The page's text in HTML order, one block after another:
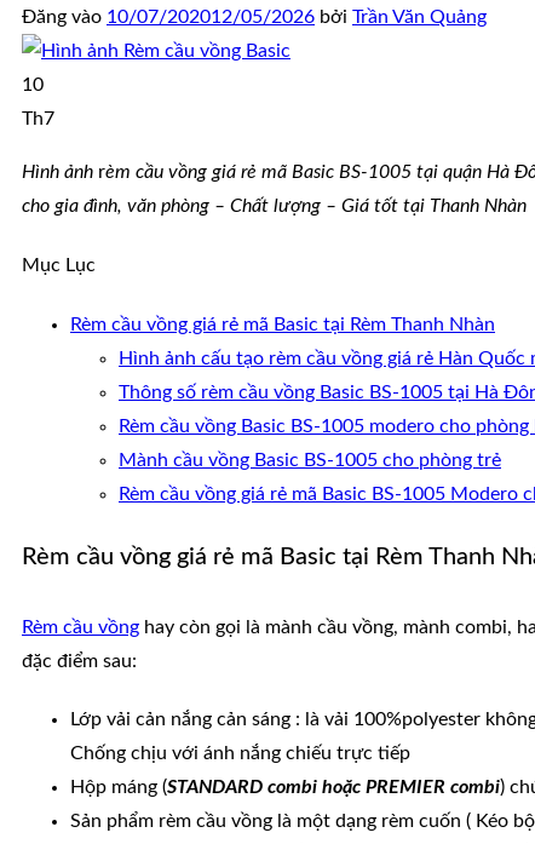
Đăng vào 10/07/202012/05/2026 bởi Trần Văn Quảng
10
Th7
Hình ảnh rèm cầu vồng giá rẻ mã Basic BS-1005 tại quận Hà
cho gia đình, văn phòng – Chất lượng – Giá tốt tại Thanh Nhàn
Mục Lục
Rèm cầu vồng giá rẻ mã Basic tại Rèm Thanh Nhàn
Hình ảnh cấu tạo rèm cầu vồng giá rẻ Hàn Quốc
Thông số rèm cầu vồng Basic BS-1005 tại Hà
Rèm cầu vồng Basic BS-1005 modero cho phòng
Mành cầu vồng Basic BS-1005 cho phòng trẻ
Rèm cầu vồng giá rẻ mã Basic BS-1005 Modero
Rèm cầu vồng giá rẻ mã Basic tại Rèm Thanh
Rèm cầu vồng hay còn gọi là mành cầu vồng, mành combi,
đặc điểm sau:
Lớp vải cản nắng cản sáng : là vải 100%polyester
Chống chịu với ánh nắng chiếu trực tiếp
Hộp máng (STANDARD combi hoặc PREMIER combi)
Sản phẩm rèm cầu vồng là một dạng rèm cuốn ( Kéo